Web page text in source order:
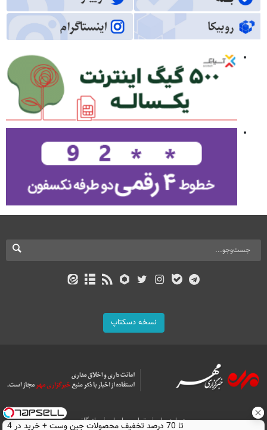
نسخه دسکتاپ
درباره ما تماس با ما بازرگانی تا 70 درصد تخفیف محصولات جین وست + خرید در 4